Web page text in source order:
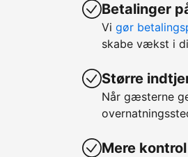
Betalinger
Vi gør
skabe vækst i
Større
Når gæsterne
Mere